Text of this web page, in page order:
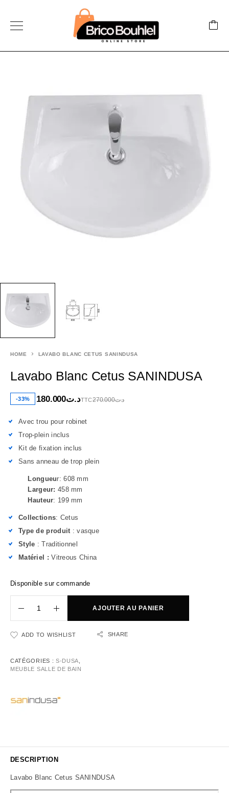
HOME LAVABO BLANC CETUS SANINDUSA
Lavabo Blanc Cetus SANINDUSA
-33% د.ت270.000 د.ت180.000 TTC
Avec trou pour robinet
Trop-plein inclus
Kit de fixation inclus
Sans anneau de trop plein
Longueur: 608 mm
Largeur: 458 mm
Hauteur: 199 mm
Collections: Cetus
Type de produit : vasque
Style : Traditionnel
Matériel : Vitreous China
Disponible sur commande
AJOUTER AU PANIER
ADD TO WISHLIST SHARE
CATÉGORIES : S-DUSA
MEUBLE SALLE DE BAIN
DESCRIPTION
Lavabo Blanc Cetus SANINDUSA